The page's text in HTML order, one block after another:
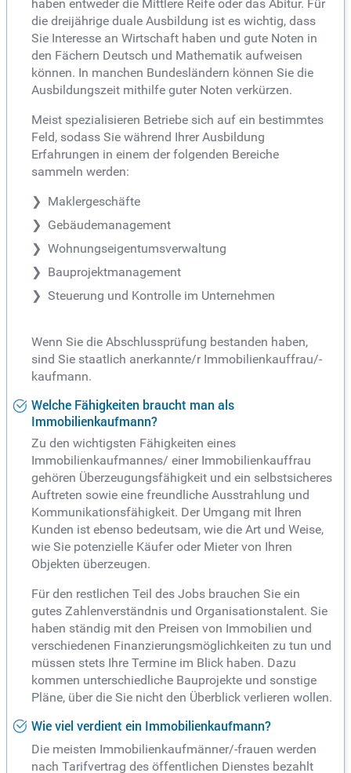
haben entweder die Mittlere Reife oder das Abitur. Für
die dreijährige duale Ausbildung ist es wichtig, dass
Sie Interesse an Wirtschaft haben und gute Noten in
den Fächern Deutsch und Mathematik aufweisen
können. In manchen Bundesländern können Sie die
Ausbildungszeit mithilfe guter Noten verkürzen.
Meist spezialisieren Betriebe sich auf ein bestimmtes
Feld, sodass Sie während Ihrer Ausbildung
Erfahrungen in einem der folgenden Bereiche
sammeln werden:
Maklergeschäfte
Gebäudemanagement
Wohnungseigentumsverwaltung
Bauprojektmanagement
Steuerung und Kontrolle im Unternehmen
Wenn Sie die Abschlussprüfung bestanden haben,
sind Sie staatlich anerkannte/r Immobilienkauffrau/-
kaufmann.
Welche Fähigkeiten braucht man als
Immobilienkaufmann?
Zu den wichtigsten Fähigkeiten eines
Immobilienkaufmannes/ einer Immobilienkauffrau
gehören Überzeugungsfähigkeit und ein selbstsicheres
Auftreten sowie eine freundliche Ausstrahlung und
Kommunikationsfähigkeit. Der Umgang mit Ihren
Kunden ist ebenso bedeutsam, wie die Art und Weise,
wie Sie potenzielle Käufer oder Mieter von Ihren
Objekten überzeugen.
Für den restlichen Teil des Jobs brauchen Sie ein
gutes Zahlenverständnis und Organisationstalent. Sie
haben ständig mit den Preisen von Immobilien und
verschiedenen Finanzierungsmöglichkeiten zu tun und
müssen stets Ihre Termine im Blick haben. Dazu
kommen unterschiedliche Bauprojekte und sonstige
Pläne, über die Sie nicht den Überblick verlieren wollen.
Wie viel verdient ein Immobilienkaufmann?
Die meisten Immobilienkaufmänner/-frauen werden
nach Tarifvertrag des öffentlichen Dienstes bezahlt